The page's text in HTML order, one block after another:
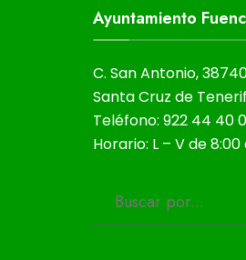
Ayuntamiento
C. San Antonio,
Santa Cruz de
Teléfono: 922 44 40
Horario: L – V de